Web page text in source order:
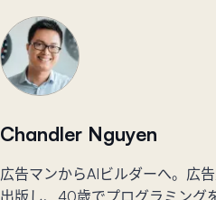
Chandler Nguyen
広告マンからAIビルダーへ。広
出版し、40歳でプログラミング